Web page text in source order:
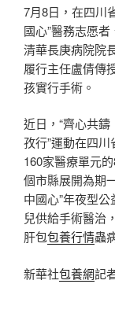
7月8日，在四川
國心”醫務志愿
清華長庚病院院
履行主任盧倩傳
孩實行手術。
近日，“齊心共
孜行”運動在四
160家醫療單元
個市縣展開為期
中國心”年夜型
兒供給手術醫治
肝包包養行情蟲
新華社包養網記